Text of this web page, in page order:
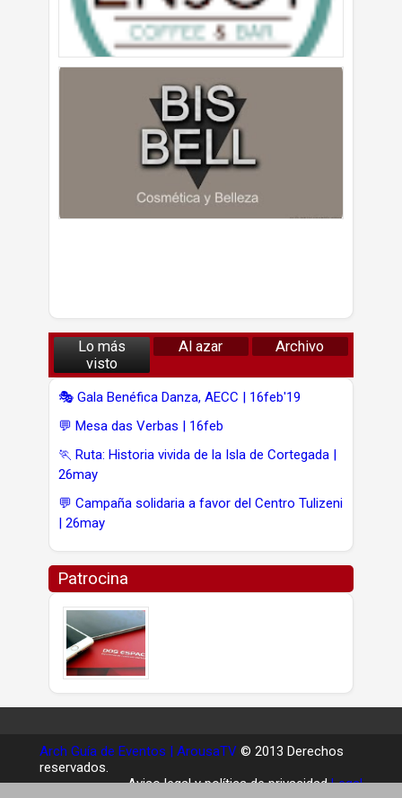
Lo más
visto
Al azar Archivo
🎭 Gala Benéfica Danza, AECC | 16feb'19
💬 Mesa das Verbas | 16feb
🏃 Ruta: Historia vivida de la Isla de Cortegada |
26may
💬 Campaña solidaria a favor del Centro Tulizeni
| 26may
Patrocina
Arch Guía de Eventos | ArousaTV © 2013 Derechos
reservados.
Aviso legal y política de privacidadLegal